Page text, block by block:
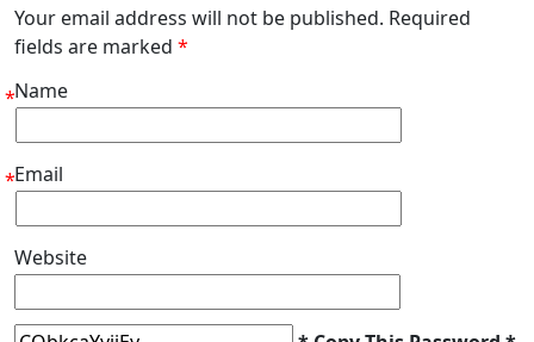
Your email address will not be published. Required
fields are marked *
Name
*
Email
*
Website